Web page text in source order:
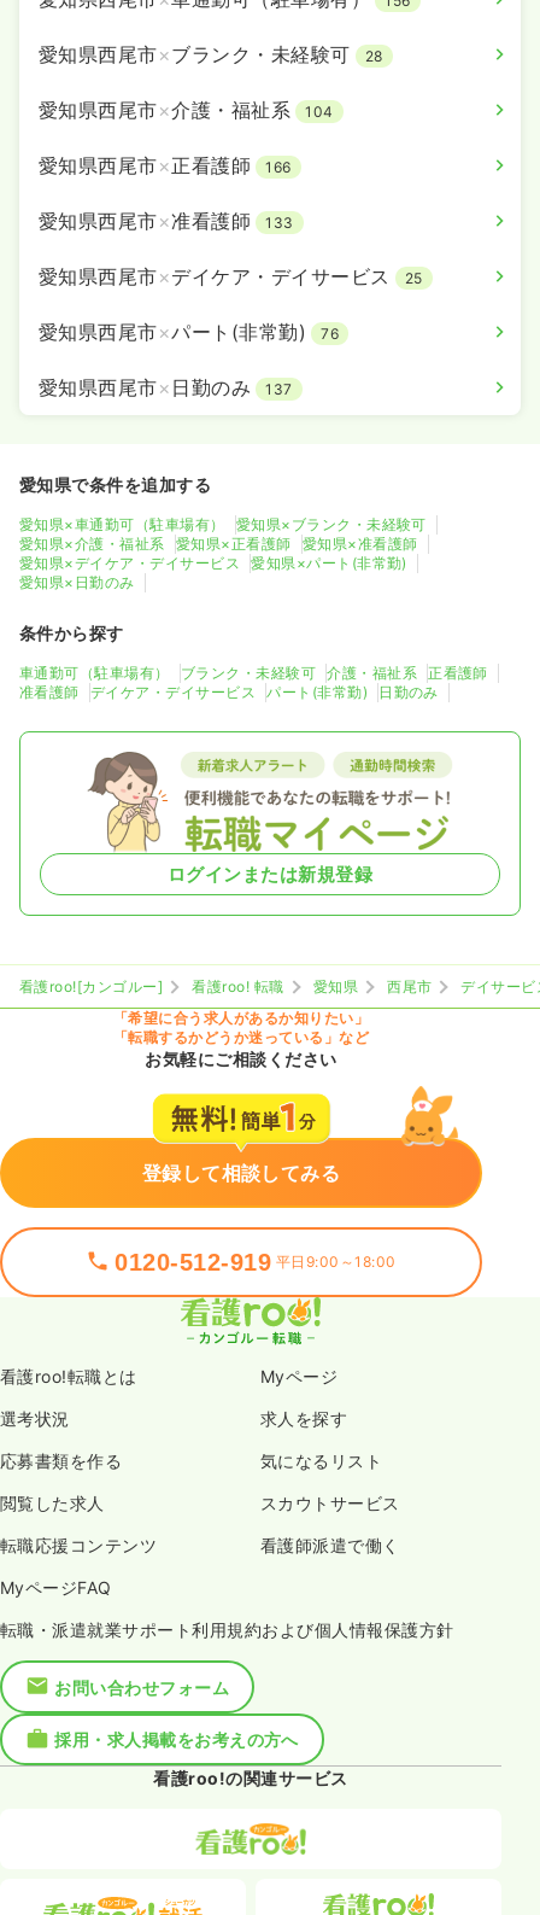
愛知県西尾市×ブランク・未経験可 28
愛知県西尾市×介護・福祉系 104
愛知県西尾市×正看護師 166
愛知県西尾市×准看護師 133
愛知県西尾市×デイケア・デイサービス 25
愛知県西尾市×パート(非常勤) 76
愛知県西尾市× 日勤のみ 137
愛知県で条件を追加する
愛知県×車通勤可（駐車場有）
愛知県×ブランク・未経験可
愛知県×介護・福祉系
愛知県×正看護師
愛知県×准看護師
愛知県×デイケア・デイサービス
愛知県×パート(非常勤)
愛知県×日勤のみ
条件から探す
車通勤可（駐車場有） ブランク・未経験可 介護・福祉系
正看護師
准看護師
デイケア・デイサービス パート(非常勤) 日勤のみ
ログインまたは新規登録
看護roo![カンゴルー] 看護roo! 転職 愛知県 西尾市
デイサー
「希望に合う求人があるか知りたい」
「転職するかどうか迷っている」など
お気軽にご相談ください
登録して相談してみる
0120-512-919 平日9:00～18:00
看護roo!転職とは Myページ
選考状況 求人を探す
応募書類を作る 気になるリスト
閲覧した求人 スカウトサービス
転職応援コンテンツ 看護師派遣で働く
MyページFAQ
転職・派遣就業サポート利用規約および個人情報保護方針
お問い合わせフォーム
採用・求人掲載をお考えの方へ
看護roo!の関連サービス